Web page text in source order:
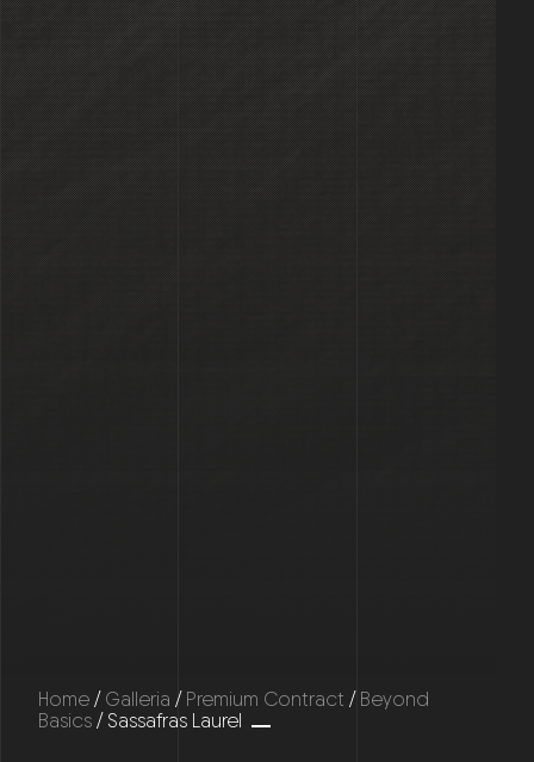
Home/Galleria /Premium Contract /Beyond
Basics/ Sassafras Laurel